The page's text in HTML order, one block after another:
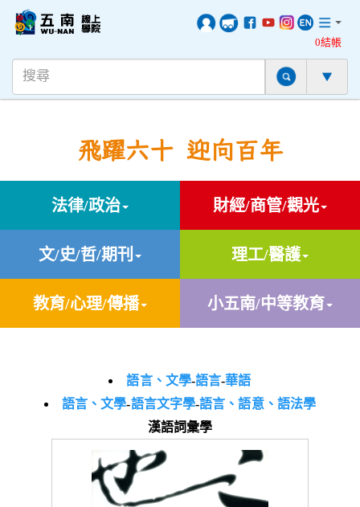
0結帳
飛躍六十 迎向百年
法律/政治 財經/商管/觀光
文/史/哲/期刊 理工/醫護
教育/心理/傳播 小五南/中等教育
語言、文學-語言-華語
語言、文學-語言文字學-語言、語意、語法學
漢語詞彙學